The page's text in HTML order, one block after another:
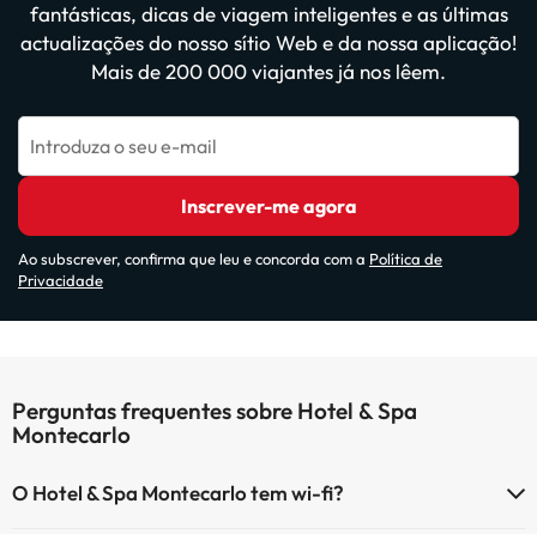
fantásticas, dicas de viagem inteligentes e as últimas
actualizações do nosso sítio Web e da nossa aplicação!
Mais de 200 000 viajantes já nos lêem.
Introduza o seu e-mail
Inscrever-me agora
Ao subscrever, confirma que leu e concorda com a Política de
Privacidade
Perguntas frequentes sobre Hotel & Spa
Montecarlo
O Hotel & Spa Montecarlo tem wi-fi?